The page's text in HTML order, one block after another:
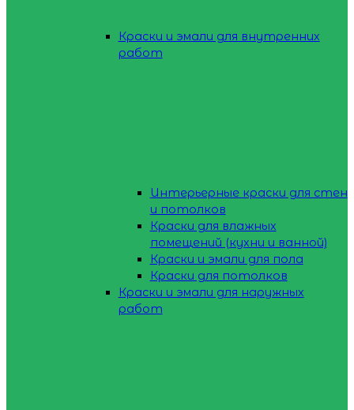
Краски и эмали для внутренних
работ
Интерьерные краски для стен
и потолков
Краски для влажных
помещений (кухни и ванной)
Краски и эмали для пола
Краски для потолков
Краски и эмали для наружных
работ